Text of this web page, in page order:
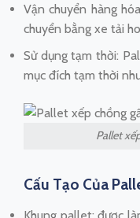
Vận chuyển hàng
chuyển bằng xe tải
Sử dụng tạm thời:
mục đích tạm thời
Pallet
Cấu Tạo Của